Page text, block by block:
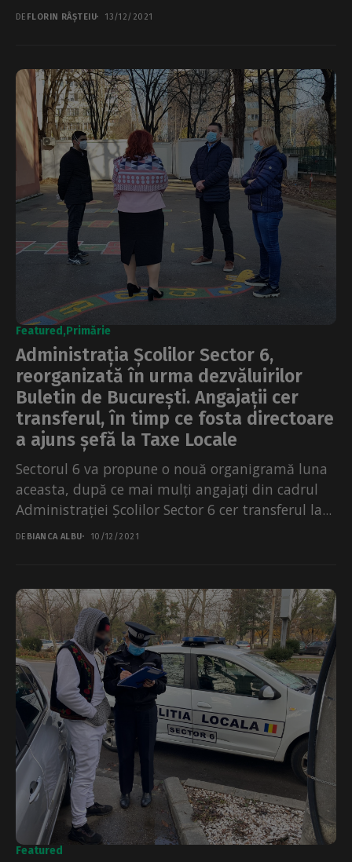
DE FLORIN RÂȘTEIU 13/12/2021
Featured Primărie
Administrația Școlilor Sector 6,
reorganizată în urma dezvăluirilor
Buletin de București. Angajații cer
transferul, în timp ce fosta directoare
a ajuns șefă la Taxe Locale
Sectorul 6 va propune o nouă organigramă luna
aceasta, după ce mai mulți angajați din cadrul
Administrației Școlilor Sector 6 cer transferul la...
DE BIANCA ALBU 10/12/2021
Featured